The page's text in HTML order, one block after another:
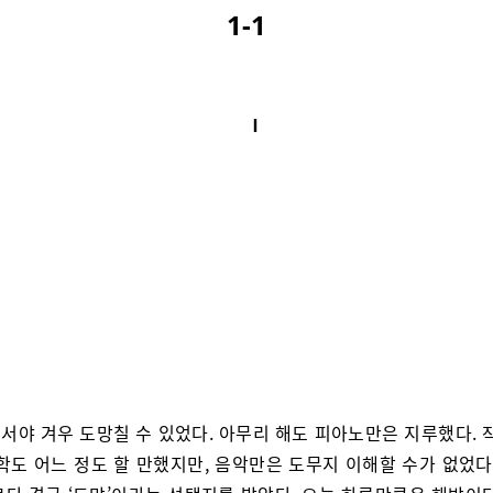
1-1
Ⅰ
야 겨우 도망칠 수 있었다. 아무리 해도 피아노만은 지루했다.
도 어느 정도 할 만했지만, 음악만은 도무지 이해할 수가 없었